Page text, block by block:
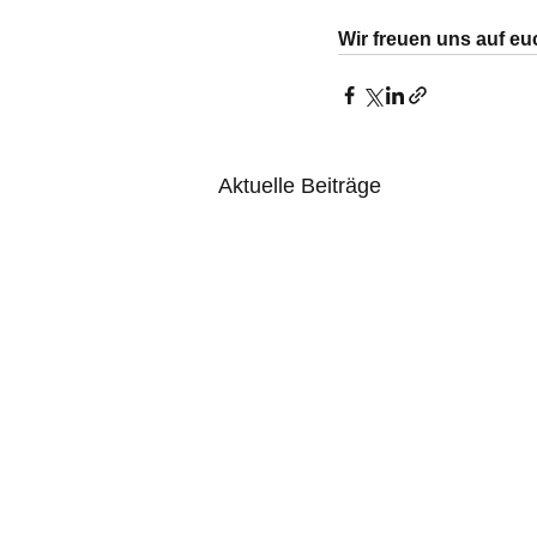
Wir freuen uns auf
Aktuelle Beiträge